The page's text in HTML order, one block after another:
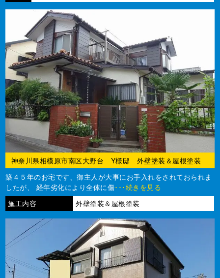
神奈川県相模原市南区大野台 Y様邸 外壁塗装＆屋根塗装
築４５年のお宅です、御主人が大事にお手入れをされておられま
したが、 経年劣化により全体に傷･･･続きを見る
施工内容
外壁塗装＆屋根塗装